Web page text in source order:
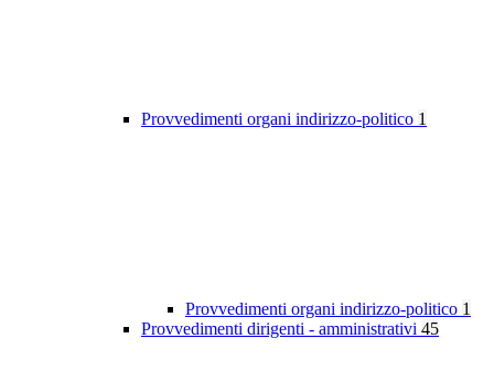
Provvedimenti organi indirizzo-politico 1
Provvedimenti organi indirizzo-politico 1
Provvedimenti dirigenti - amministrativi 45